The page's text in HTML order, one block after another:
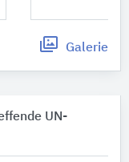
Galerie
UN-